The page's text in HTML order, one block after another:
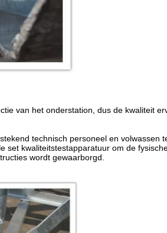
van het onderstation, dus de kwaliteit
technisch personeel en volwassen
kwaliteitstestapparatuur om de
wordt gewaarborgd.